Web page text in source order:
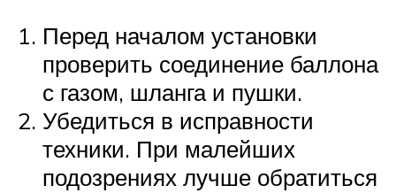
Перед началом установки
проверить соединение баллона
с газом, шланга и пушки.
Убедиться в исправности
техники. При малейших
подозрениях лучше обратиться